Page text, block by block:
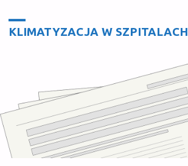
KLIMATYZACJA W SZPITALACH